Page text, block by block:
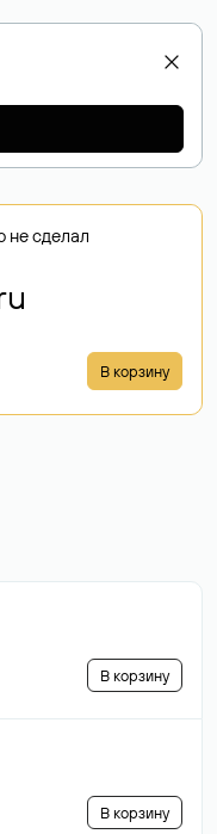
не сделал
В корзину
В корзину
В корзину